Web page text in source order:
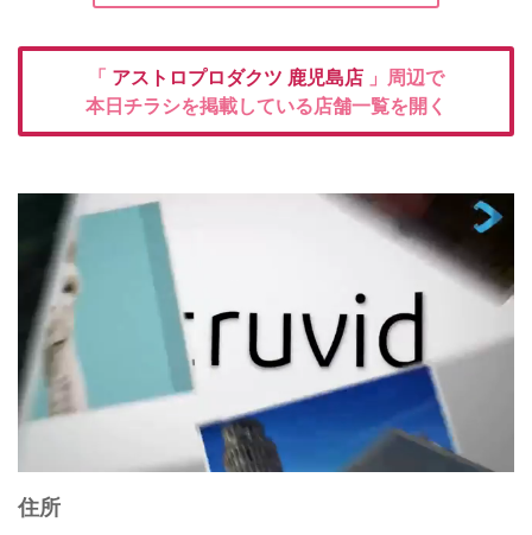
「 アストロプロダクツ 鹿児島店 」周辺で
本日チラシを掲載している店舗一覧を開く
住所